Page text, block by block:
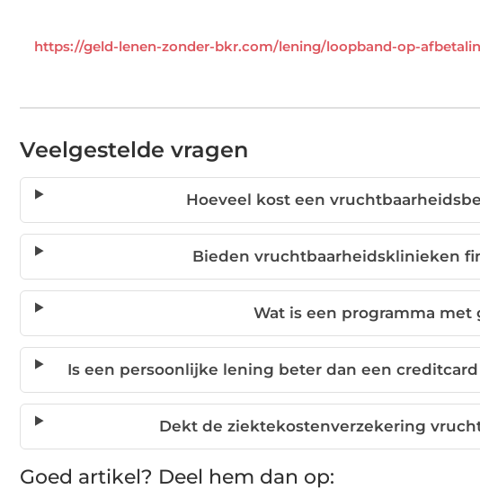
https://geld-lenen-zonder-bkr.com/lening/loopband-op-
Veelgestelde vragen
Hoeveel kost een
Bieden vruchtbaarheidsklinieken
Wat is een programma met
Is een persoonlijke lening beter dan een
Dekt de ziektekostenverzekering
Goed artikel? Deel hem dan op: